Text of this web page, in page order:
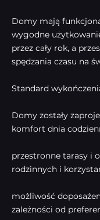
Domy mają
wygodne
przez cały rok, a
spędzania czasu na
Standard
Domy zostały
komfort dnia
przestronne tarasy i
rodzinnych i
możliwość
zależności od